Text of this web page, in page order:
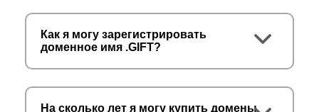
Как я могу зарегистрировать
доменное имя .GIFT?
На сколько лет я могу купить домены